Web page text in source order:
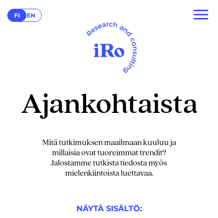
FI EN
Ajankohtaista
Mitä tutkimuksen maailmaan kuuluu ja
millaisia ovat tuoreimmat trendit?
Jalostamme tutkista tiedosta myös
mielenkiintoista luettavaa.
NÄYTÄ SISÄLTÖ: